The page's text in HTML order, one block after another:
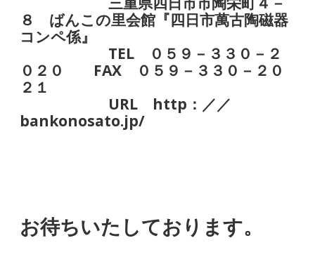
８ ばんこの里会館『四日市萬古陶磁器
コンペ係』
TEL ０５９－３３０－２
０２０ FAX ０５９－３３０－２０
２１
URL http：／／
bankonosato.jp/
お待ちいたしております。